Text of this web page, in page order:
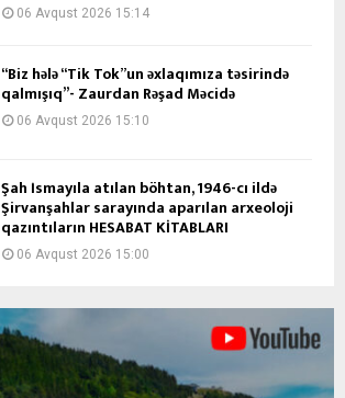
06 Avqust 2026 15:14
“Biz hələ “Tik Tok”un əxlaqımıza təsirində
qalmışıq”- Zaurdan Rəşad Məcidə
06 Avqust 2026 15:10
Şah İsmayıla atılan böhtan, 1946-cı ildə
Şirvanşahlar sarayında aparılan arxeoloji
qazıntıların HESABAT KİTABLARI
06 Avqust 2026 15:00